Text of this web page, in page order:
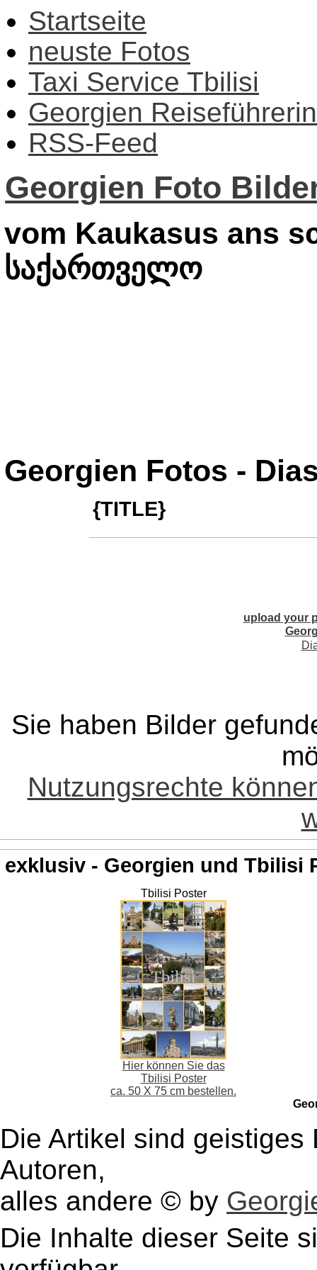
Startseite
neuste Fotos
Taxi Service Tbilisi
Georgien Reiseführerin
RSS-Feed
Georgien Foto
vom Kaukasus ans
საქართველო
Georgien Fotos -
{TITLE}
upload your
Sie haben Bilder
Nutzungsrechte
exklusiv - Georgien und Tbilisi
Tbilisi Poster
Hier können Sie das
Tbilisi Poster
ca. 50 X 75 cm bestellen.
Die Artikel sind
Autoren,
alles andere © by
Die Inhalte dieser Seite